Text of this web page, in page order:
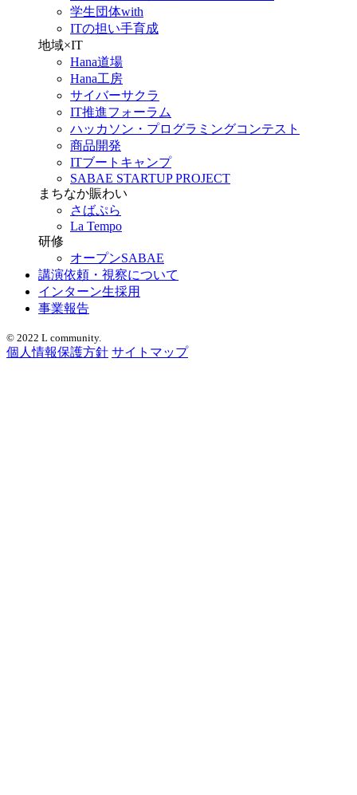
学生団体with
ITの担い手育成
地域×IT
Hana道場
Hana工房
サイバーサクラ
IT推進フォーラム
ハッカソン・プログラミングコンテスト
商品開発
ITブートキャンプ
SABAE STARTUP PROJECT
まちなか賑わい
さばぷら
La Tempo
研修
オープンSABAE
講演依頼・視察について
インターン生採用
事業報告
© 2022 L community.
個人情報保護方針 サイトマップ